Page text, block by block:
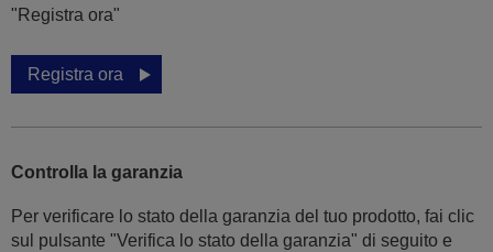
"Registra ora"
Registra ora
Controlla la garanzia
Per verificare lo stato della garanzia del tuo prodotto, fai clic
sul pulsante "Verifica lo stato della garanzia" di seguito e